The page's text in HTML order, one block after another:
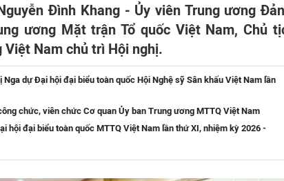
Đình Khang - Ủy viên Trung ương
ương Mặt trận Tổ quốc Việt Nam, Chủ
Việt Nam chủ trì Hội nghị.
dự Đại hội đại biểu toàn quốc Hội Nghệ sỹ Sân khấu Việt Nam lần
chức, viên chức Cơ quan Ủy ban Trung ương MTTQ Việt Nam
hội đại biểu toàn quốc MTTQ Việt Nam lần thứ XI, nhiệm kỳ 2026 -